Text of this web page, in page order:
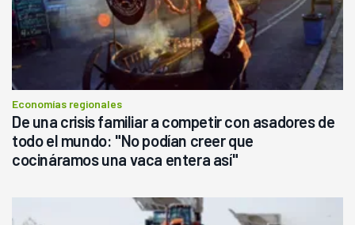
Economías regionales
De una crisis familiar a competir con asadores de
todo el mundo: "No podían creer que
cocináramos una vaca entera así"